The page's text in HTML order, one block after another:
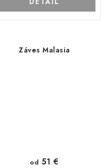
Záves Malasia
od 51 €